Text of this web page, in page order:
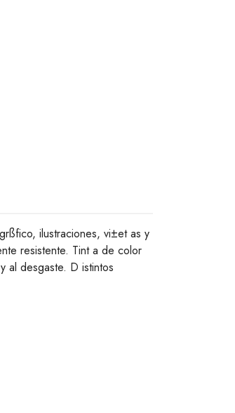
ilustraciones, vi±et as y
resistente. Tint a de color
al desgaste. D istintos